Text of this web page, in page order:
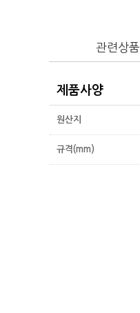
관련상품
제품사양
원산지
규격(mm)